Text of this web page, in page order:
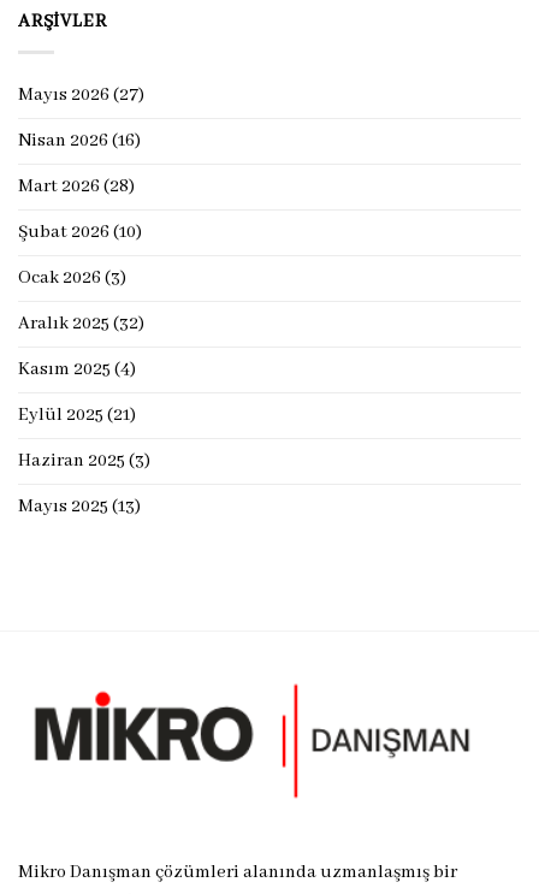
ARŞIVLER
Mayıs 2026 (27)
Nisan 2026 (16)
Mart 2026 (28)
Şubat 2026 (10)
Ocak 2026 (3)
Aralık 2025 (32)
Kasım 2025 (4)
Eylül 2025 (21)
Haziran 2025 (3)
Mayıs 2025 (13)
Mikro Danışman çözümleri alanında uzmanlaşmış bir